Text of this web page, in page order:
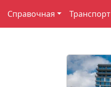
Справочная Транспорт